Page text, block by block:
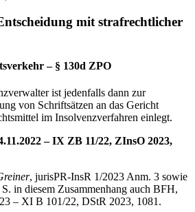
mit strafrechtlicher
– § 130d ZPO
ist jedenfalls dann zur
von Schriftsätzen an das Gericht
im Insolvenzverfahren einlegt.
– IX ZB 11/22, ZInsO 2023,
, jurisPR-InsR 1/2023 Anm. 3 sowie
in diesem Zusammenhang auch BFH,
– XI B 101/22, DStR 2023, 1081.